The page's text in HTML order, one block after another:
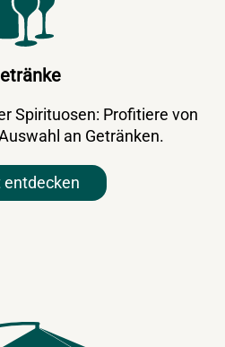
Spirituosen: Profitiere von
an Getränken.
entdecken